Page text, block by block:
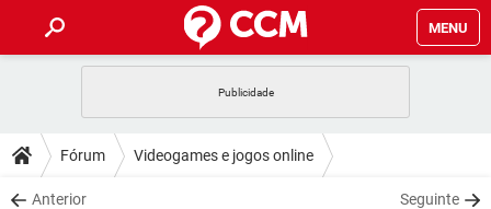
MENU
CELULAR FACEBOOK
OUTLOOK
DICAS
JOGOS WHATSAPP
DOWNLOADS
Fórum Videogames e jogos online
Anterior Seguinte